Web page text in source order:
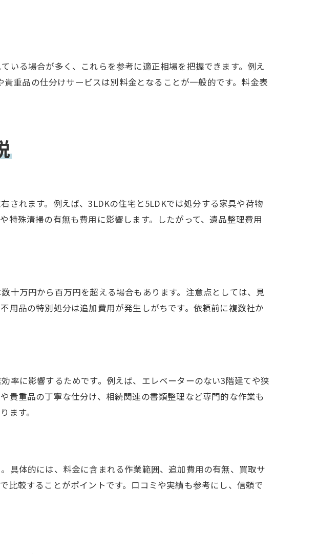
与える影響
避ける方法
費用の合意例
の目安
一軒家でどう違う
徴と注意点
体験談を紹介
別工夫
談紹介
ケースを解説
めのポイント
分かったこと
いる場合が多く、これらを参考に適正相場を把握できます。例え
重品の仕分けサービスは別料金となることが一般的です。料金表
されます。例えば、3LDKの住宅と5LDKでは処分する家具や荷物
殊清掃の有無も費用に影響します。したがって、遺品整理費用
十万円から百万円を超える場合もあります。注意点としては、見
用品の特別処分は追加費用が発生しがちです。依頼前に複数社か
率に影響するためです。例えば、エレベーターのない3階建てや狭
貴重品の丁寧な仕分け、相続関連の書類整理など専門的な作業も
ます。
具体的には、料金に含まれる作業範囲、追加費用の有無、買取サ
比較することがポイントです。口コミや実績も参考にし、信頼で